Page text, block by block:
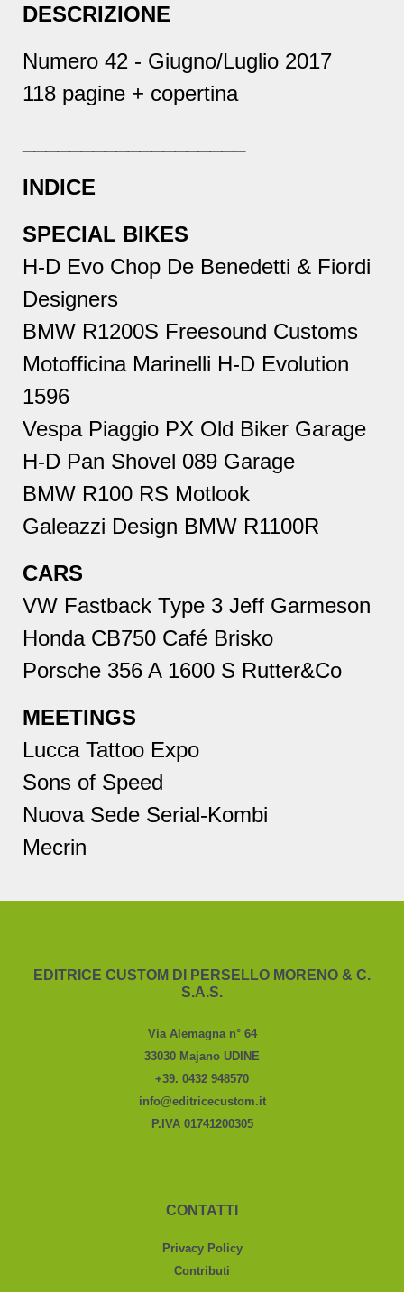
DESCRIZIONE
Numero 42 - Giugno/Luglio 2017
118 pagine + copertina
INDICE
SPECIAL BIKES
H-D Evo Chop De Benedetti & Fiordi
Designers
BMW R1200S Freesound Customs
Motofficina Marinelli H-D Evolution
1596
Vespa Piaggio PX Old Biker Garage
H-D Pan Shovel 089 Garage
BMW R100 RS Motlook
Galeazzi Design BMW R1100R
CARS
VW Fastback Type 3 Jeff Garmeson
Honda CB750 Café Brisko
Porsche 356 A 1600 S Rutter&Co
MEETINGS
Lucca Tattoo Expo
Sons of Speed
Nuova Sede Serial-Kombi
Mecrin
EDITRICE CUSTOM DI PERSELLO MORENO & C.
S.A.S.
Via Alemagna n° 64
33030 Majano UDINE
+39. 0432 948570
info@editricecustom.it
P.IVA 01741200305
CONTATTI
Privacy Policy
Contributi